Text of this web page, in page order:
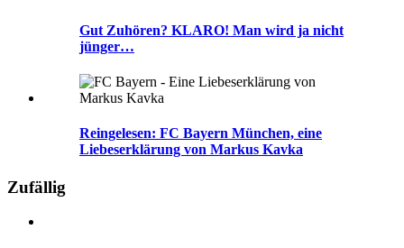
Gut Zuhören? KLARO! Man wird ja nicht
jünger…
Reingelesen: FC Bayern München, eine
Liebeserklärung von Markus Kavka
Zufällig